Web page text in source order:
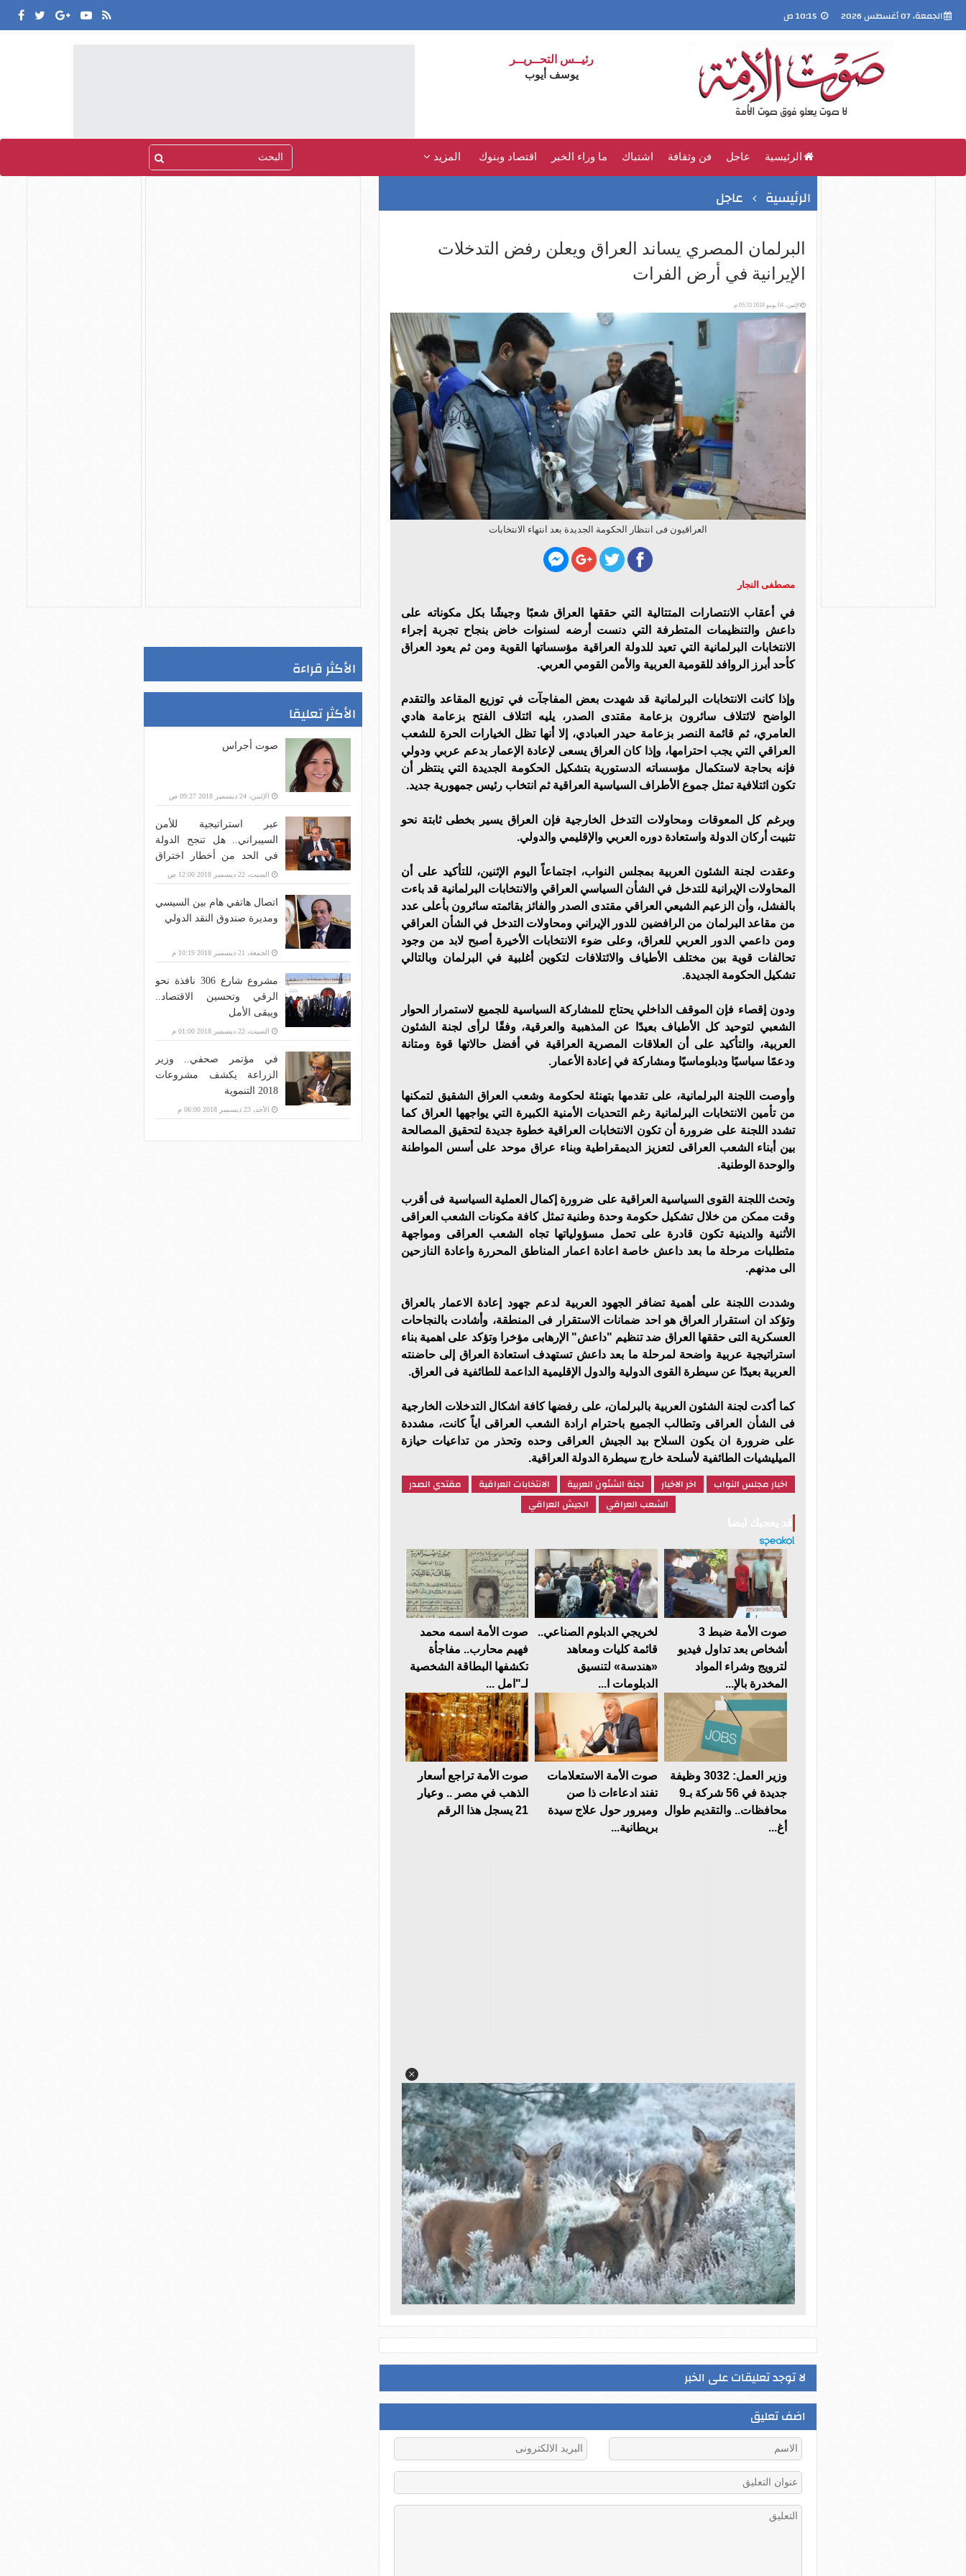
الجمعة، 07 أغسطس 2026
رئيــس التحــريــر
يوسف أيوب
الرئيسية عاجل فن وثقافة اشتباك ما وراء الخبر اقتصاد وبنوك المزيد
الرئيسية عاجل
البرلمان المصري يساند العراق ويعلن رفض التدخلات
الإيرانية في أرض الفرات
الإثنين، 04 يونيو 2018 05:33 م
العراقيون فى انتظار الحكومة الجديدة بعد انتهاء الانتخابات
مصطفى النجار
في أعقاب الانتصارات المتتالية التي حققها العراق شعبًا وجيشًا بكل مكوناته على
داعش والتنظيمات المتطرفة التي دنست أرضه لسنوات خاض بنجاح تجربة إجراء
الانتخابات البرلمانية التي تعيد للدولة العراقية مؤسساتها القوية ومن ثم يعود العراق
كأحد أبرز الروافد للقومية العربية والأمن القومي العربي.
وإذا كانت الانتخابات البرلمانية قد شهدت بعض المفاجآت في توزيع المقاعد والتقدم
الواضح لائتلاف سائرون بزعامة مقتدى الصدر، يليه ائتلاف الفتح بزعامة هادي
العامري، ثم قائمة النصر بزعامة حيدر العبادي، إلا أنها تظل الخيارات الحرة للشعب
العراقي التي يجب احترامها، وإذا كان العراق يسعى لإعادة الإعمار بدعم عربي ودولي
فإنه بحاجة لاستكمال مؤسساته الدستورية بتشكيل الحكومة الجديدة التي ينتظر أن
تكون ائتلافية تمثل جموع الأطراف السياسية العراقية ثم انتخاب رئيس جمهورية جديد.
وبرغم كل المعوقات ومحاولات التدخل الخارجية فإن العراق يسير بخطى ثابتة نحو
تثبيت أركان الدولة واستعادة دوره العربي والإقليمي والدولي.
وعقدت لجنة الشئون العربية بمجلس النواب، اجتماعاً اليوم الإثنين، للتأكيد على أن
المحاولات الإيرانية للتدخل في الشأن السياسي العراقي والانتخابات البرلمانية قد باءت
بالفشل، وأن الزعيم الشيعي العراقي مقتدى الصدر والفائز بقائمته سائرون بأعلى عدد
من مقاعد البرلمان من الرافضين للدور الإيراني ومحاولات التدخل في الشأن العراقي
ومن داعمي الدور العربي للعراق، وعلى ضوء الانتخابات الأخيرة أصبح لابد من وجود
تحالفات قوية بين مختلف الأطياف والائتلافات لتكوين أغلبية في البرلمان وبالتالي
تشكيل الحكومة الجديدة.
ودون إقصاء فإن الموقف الداخلي يحتاج للمشاركة السياسية للجميع لاستمرار الحوار
الشعبي لتوحيد كل الأطياف بعيدًا عن المذهبية والعرقية، وفقًا لرأى لجنة الشئون
العربية، والتأكيد على أن العلاقات المصرية العراقية في أفضل حالاتها قوة ومتانة
ودعمًا سياسيًا ودبلوماسيًا ومشاركة في إعادة الأعمار.
وأوصت اللجنة البرلمانية، على تقدمها بتهنئة لحكومة وشعب العراق الشقيق لتمكنها
من تأمين الانتخابات البرلمانية رغم التحديات الأمنية الكبيرة التي يواجهها العراق كما
تشدد اللجنة على ضرورة أن تكون الانتخابات العراقية خطوة جديدة لتحقيق المصالحة
بين أبناء الشعب العراقى لتعزيز الديمقراطية وبناء عراق موحد على أسس المواطنة
والوحدة الوطنية.
وتحث اللجنة القوى السياسية العراقية على ضرورة إكمال العملية السياسية فى أقرب
وقت ممكن من خلال تشكيل حكومة وحدة وطنية تمثل كافة مكونات الشعب العراقى
الأثنية والدينية تكون قادرة على تحمل مسؤولياتها تجاه الشعب العراقى ومواجهة
متطلبات مرحلة ما بعد داعش خاصة اعادة اعمار المناطق المحررة واعادة النازحين
الى مدنهم.
وشددت اللجنة على أهمية تضافر الجهود العربية لدعم جهود إعادة الاعمار بالعراق
وتؤكد ان استقرار العراق هو احد ضمانات الاستقرار فى المنطقة، وأشادت بالنجاحات
العسكرية التى حققها العراق ضد تنظيم "داعش" الإرهابى مؤخرا وتؤكد على اهمية بناء
استراتيجية عربية واضحة لمرحلة ما بعد داعش تستهدف استعادة العراق إلى حاضنته
العربية بعيدًا عن سيطرة القوى الدولية والدول الإقليمية الداعمة للطائفية فى العراق.
كما أكدت لجنة الشئون العربية بالبرلمان، على رفضها كافة اشكال التدخلات الخارجية
فى الشأن العراقى وتطالب الجميع باحترام ارادة الشعب العراقى اياً كانت، مشددة
على ضرورة ان يكون السلاح بيد الجيش العراقى وحده وتحذر من تداعيات حيازة
الميليشيات الطائفية لأسلحة خارج سيطرة الدولة العراقية.
اخبار مجلس النواب اخر الاخبار لجنة الشئون العربية الانتخابات العراقية
مقتدي الصدر
الشعب العراقي
الجيش العراقي
صوت الأمة ضبط 3
أشخاص بعد تداول فيديو
لترويج وشراء المواد
المخدرة بالإ...
لخريجي الدبلوم الصناعي..
قائمة كليات ومعاهد
«هندسة» لتنسيق
الدبلومات ا...
صوت الأمة اسمه محمد
فهيم محارب.. مفاجأة
تكشفها البطاقة الشخصية
لـ"امل ...
وزير العمل: 3032 وظيفة
جديدة في 56 شركة بـ9
محافظات.. والتقديم طوال
أغ...
صوت الأمة الاستعلامات
تفند ادعاءات ذا صن
وميرور حول علاج سيدة
بريطانية...
صوت الأمة تراجع أسعار
الذهب في مصر .. وعيار
21 يسجل هذا الرقم
لا توجد تعليقات على الخبر
اضف تعليق
الأكثر قراءة
الأكثر تعليقا
صوت أجراس
الإثنين، 24 ديسمبر 2018 09:27 ص
عبر استراتيجية للأمن
السيبراني.. هل تنجح الدولة
في الحد من أخطار اختراق
بنية الاتصالات؟
السبت، 22 ديسمبر 2018 12:00 ص
اتصال هاتفي هام بين السيسي
ومديرة صندوق النقد الدولي
الجمعة، 21 ديسمبر 2018 10:19 م
مشروع شارع 306 نافذة نحو
الرقي وتحسين الاقتصاد..
ويبقى الأمل
السبت، 22 ديسمبر 2018 01:00 م
في مؤتمر صحفي.. وزير
الزراعة يكشف مشروعات
2018 التنموية
الأحد، 23 ديسمبر 2018 06:00 م